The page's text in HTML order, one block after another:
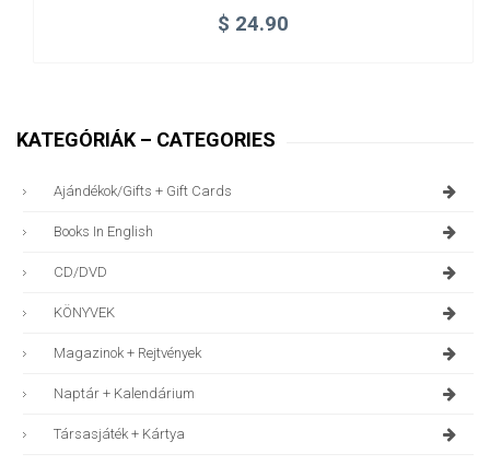
$ 24.90
KATEGÓRIÁK – CATEGORIES
Ajándékok/gifts + Gift Cards
Books In English
CD/DVD
KÖNYVEK
Magazinok + Rejtvények
Naptár + Kalendárium
Társasjáték + Kártya